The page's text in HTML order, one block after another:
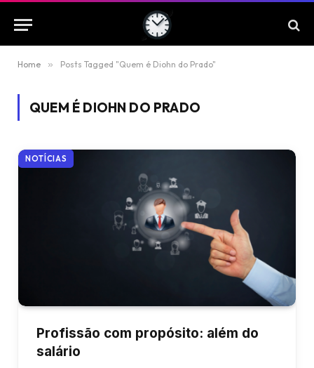
Home » Posts Tagged "Quem é Diohn do Prado"
QUEM É DIOHN DO PRADO
NOTÍCIAS
Profissão com propósito: além do
salário